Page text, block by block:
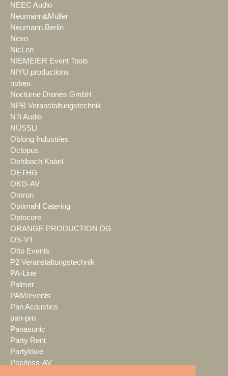
NEEC Audio
Neumann&Müller
Neumann.Berlin
Nexo
NicLen
NIEMEIER Event Tools
NIYU.productions
nobeo
Nocturne Drones GmbH
NPB Veranstaltungstechnik
NTi Audio
NÜSSLI
Oblong Industries
Octopus
Oehlbach Kabel
OETHG
OKG-AV
Omron
Optimahl Catering
Optocore
ORANGE PRODUCTION DG
OS-VT
Otto Events
P2 Veranstaltungstechnik
PA-Line
Palmer
PAM/events
Pan Acoustics
pan-pro
Panasonic
Party Rent
Partylöwe
Peerless-AV